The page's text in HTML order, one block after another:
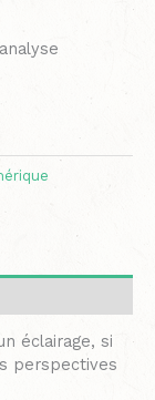
éclairage, si
perspectives